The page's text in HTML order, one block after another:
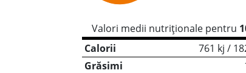
Valori medii nutriționale pentru
Calorii
761 kj /
Grăsimi